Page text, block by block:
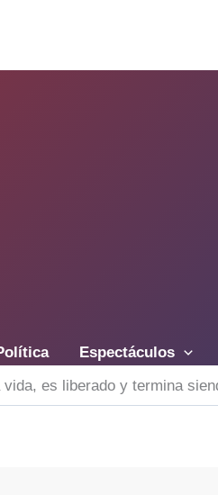
Espectáculos
es liberado y termina